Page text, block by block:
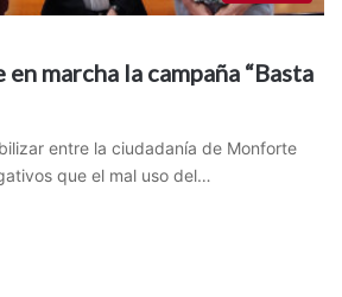
marcha la campaña “Basta
entre la ciudadanía de Monforte
que el mal uso del…